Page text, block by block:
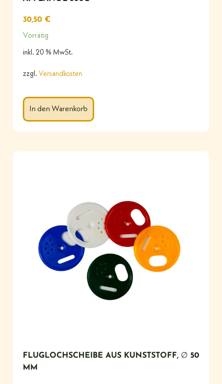
30,50 €
Vorrätig
inkl. 20 % MwSt.
zzgl. Versandkosten
In den Warenkorb
FLUGLOCHSCHEIBE AUS KUNSTSTOFF, ∅ 50
MM